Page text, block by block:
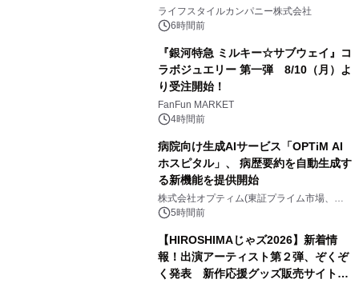
い、ポップでキュートなコレクショ
ン。
ライフスタイルカンパニー株式会社
6時間前
『銀河特急 ミルキー☆サブウェイ』コ
ラボジュエリー 第一弾 8/10（月）よ
り受注開始！
FanFun MARKET
4時間前
病院向け生成AIサービス「OPTiM AI
ホスピタル」、 病歴要約を自動生成す
る新機能を提供開始
株式会社オプティム(東証プライム市場、コ
ード：3694)
5時間前
【HIROSHIMAじゃズ2026】新着情
報！出演アーティスト第２弾、ぞくぞ
く発表 新作応援グッズ販売サイトも